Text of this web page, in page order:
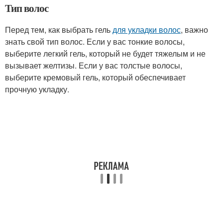
Тип волос
Перед тем, как выбрать гельдля укладки волос, важно
знать свой тип волос. Если у вас тонкие волосы,
выберите легкий гель, который не будет тяжелым и не
вызывает желтизы. Если у вас толстые волосы,
выберите кремовый гель, который обеспечивает
прочную укладку.